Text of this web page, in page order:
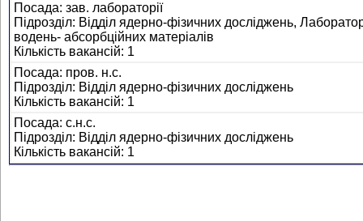
Посада: зав. лабораторії
Підрозділ: Відділ ядерно-фізичних досліджень,
водень- абсорбційних матеріалів
Кількість вакансій: 1
Посада: пров. н.с.
Підрозділ: Відділ ядерно-фізичних досліджень
Кількість вакансій: 1
Посада: с.н.с.
Підрозділ: Відділ ядерно-фізичних досліджень
Кількість вакансій: 1